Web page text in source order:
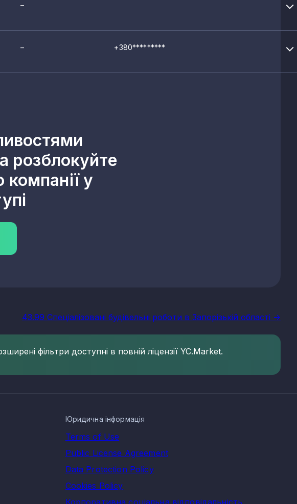
–
– +380*********
розблокуйте
у
43.99 Спеціалізовані будівельні роботи в Запорізькій області ->
фільтри доступні в повній ліцензії YC.Market.
Юридична інформація
Terms of Use
Public License Agreement
Data Protection Policy
Cookies Policy
Корпоративна соціальна відповідальність